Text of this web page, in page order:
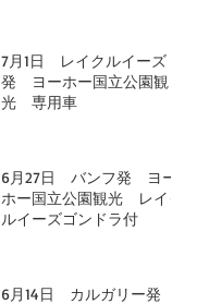
7月1日 レイクルイーズ
発 ヨーホー国立公園観
光 専用車
6月27日 バンフ発 ヨー
ホー国立公園観光 レイク
ルイーズゴンドラ付
6月14日 カルガリー発